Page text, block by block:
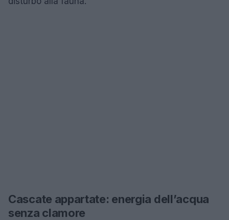
Cascate appartate: energia dell’acqua
senza clamore